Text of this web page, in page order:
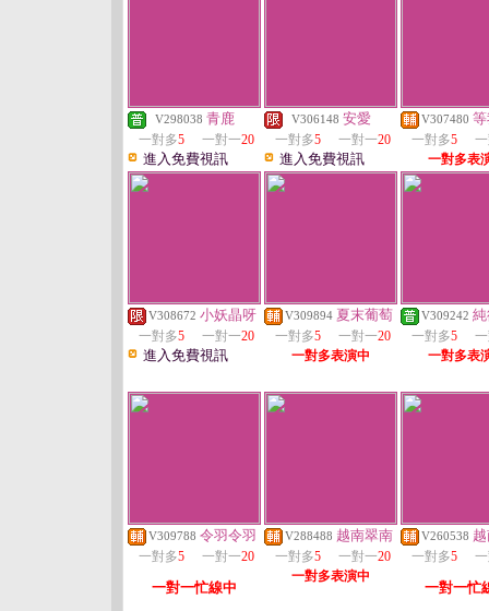
V298038 青鹿
一對多5 一對一20
進入免費視訊
V306148 安愛
一對多5 一對一20
進入免費視訊
V307480
一對多5
一對多表
V308672 小妖晶呀
一對多5 一對一20
進入免費視訊
V309894 夏末葡萄
一對多5 一對一20
一對多表演中
V309242
一對多5
一對多表
V309788 令羽令羽
一對多5 一對一20
一對一忙線中
V288488 越南翠南
一對多5 一對一20
一對多表演中
V260538
一對多5
一對一忙